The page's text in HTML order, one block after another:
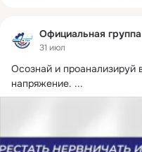
Официальная
31 июл
Осознай и проанализируй
напряжение. ...